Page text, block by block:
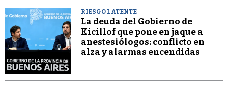
RIESGO LATENTE
La deuda del Gobierno de
Kicillof que pone en jaque a
anestesiólogos: conflicto en
alza y alarmas encendidas